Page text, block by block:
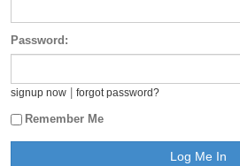
Password:
signup now forgot password?
Remember Me